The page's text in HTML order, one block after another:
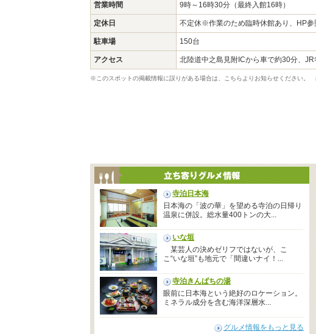
営業時間 9時～16時30分（最終入館16時）
定休日 不定休※作業のため臨時休館あり、HP参
駐車場 150台
アクセス 北陸道中之島見附ICから車で約30分、
※このスポットの掲載情報に誤りがある場合は、こちらよりお知らせください。
寺泊日本海
日本海の「波の華」を望める寺泊の日帰り
温泉に併設。総水量400トンの大...
いな垣
某芸人の決めゼリフではないが、こ
こ“いな垣”も地元で「間違いナイ！...
寺泊きんぱちの湯
眼前に日本海という絶好のロケーション。
ミネラル成分を含む海洋深層水...
グルメ情報をもっと見る